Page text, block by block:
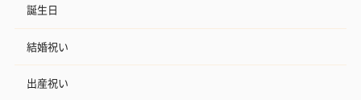
誕生日
結婚祝い
出産祝い